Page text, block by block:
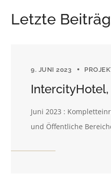
Letzte
9. JUNI 2023
Juni 2023 :
und Öffentliche